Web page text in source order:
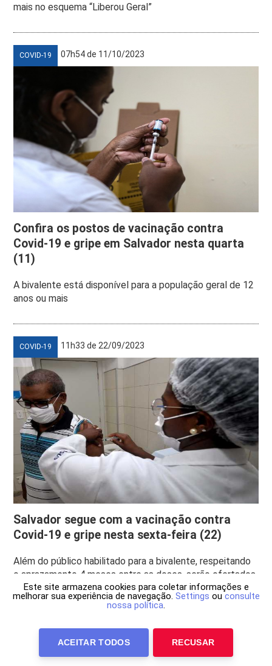
mais no esquema “Liberou Geral”
COVID-19 07h54 de 11/10/2023
Confira os postos de vacinação contra
Covid-19 e gripe em Salvador nesta quarta
(11)
A bivalente está disponível para a população geral de 12
anos ou mais
COVID-19 11h33 de 22/09/2023
Salvador segue com a vacinação contra
Covid-19 e gripe nesta sexta-feira (22)
Além do público habilitado para a bivalente, respeitando
o aprazamento 4 meses entre as doses, serão ofertados
as 1ª e 2ª dose para pessoas com 12 anos
Este site armazena cookies para coletar informações e
melhorar sua experiência de navegação. Settings ou consulte
nossa política.
ACEITAR TODOS RECUSAR